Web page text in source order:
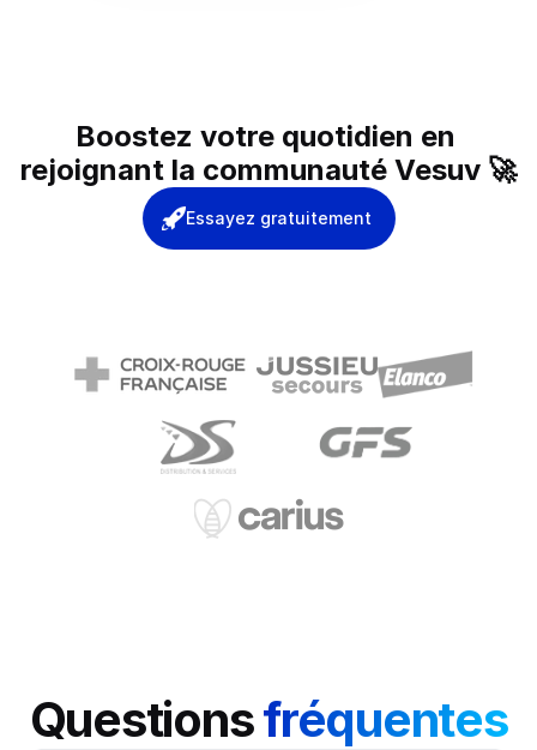
Boostez votre quotidien en
rejoignant la communauté Vesuv 🚀
Essayez gratuitement
Questions fréquentes